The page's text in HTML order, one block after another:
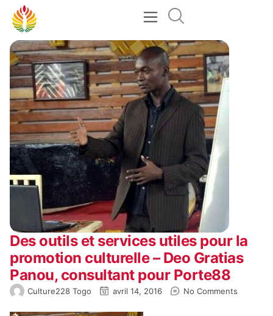
Des outils et services utiles pour la
promotion culturelle – Deo Gratias
Panou, consultant pour Porte88
Culture228 Togo avril 14, 2016 No Comments